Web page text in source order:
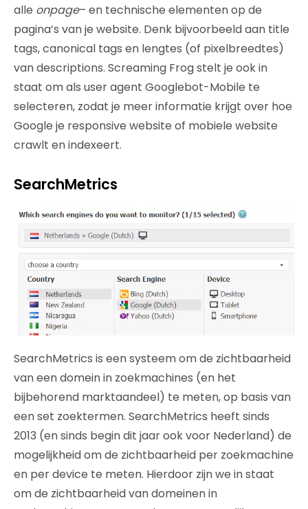
alle onpage– en technische elementen op de
pagina’s van je website. Denk bijvoorbeeld aan title
tags, canonical tags en lengtes (of pixelbreedtes)
van descriptions. Screaming Frog stelt je ook in
staat om als user agent Googlebot-Mobile te
selecteren, zodat je meer informatie krijgt over hoe
Google je responsive website of mobiele website
crawlt en indexeert.
SearchMetrics
SearchMetrics is een systeem om de zichtbaarheid
van een domein in zoekmachines (en het
bijbehorend marktaandeel) te meten, op basis van
een set zoektermen. SearchMetrics heeft sinds
2013 (en sinds begin dit jaar ook voor Nederland) de
mogelijkheid om de zichtbaarheid per zoekmachine
en per device te meten. Hierdoor zijn we in staat
om de zichtbaarheid van domeinen in